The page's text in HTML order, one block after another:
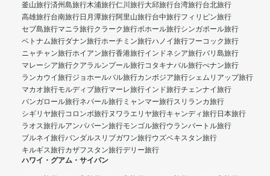
釜山旅行済州島旅行木浦旅行仁川旅行大邱旅行台湾旅行台北旅行
高雄旅行台南旅行日月潭旅行阿里山旅行台中旅行フィリピン旅行
セブ島旅行マニラ旅行クラーク旅行ボホール旅行シンガポール旅行
ベトナム旅行ダナン旅行ホーチミン旅行ハノイ旅行フーコック旅行
ニャチャン旅行ホイアン旅行香港旅行インドネシア旅行バリ島旅行
マレーシア旅行クアラルンプール旅行コタキナバル旅行ぺナン旅行
ランカウイ旅行ジョホールバル旅行カンボジア旅行シェムリアップ旅行
マカオ旅行モルディブ旅行マーレ旅行インド旅行チェンナイ旅行
バンガロール旅行ネパール旅行 ミャンマー旅行スリランカ旅行
シギリヤ旅行コロンボ旅行ヌワラエリヤ旅行キャンディ旅行日本旅行
ラオス旅行ルアンパバーン旅行モンゴル旅行ウランバートル旅行
ブルネイ旅行バンダルスリブガワン旅行ウズベキスタン旅行
キルギス旅行カザフスタン旅行デリー旅行
ハワイ・グアム・サイパン